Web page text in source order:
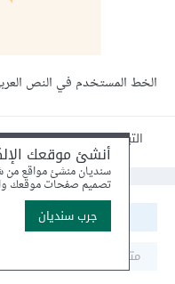
الخط المستخدم في النص
التبليغ عن مقال
متابعون